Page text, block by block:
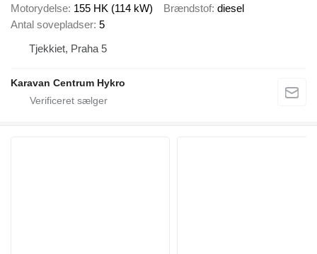
Motorydelse 155 HK (114 kW) Brændstof diesel
Antal sovepladser 5
Tjekkiet, Praha 5
Karavan Centrum Hykro